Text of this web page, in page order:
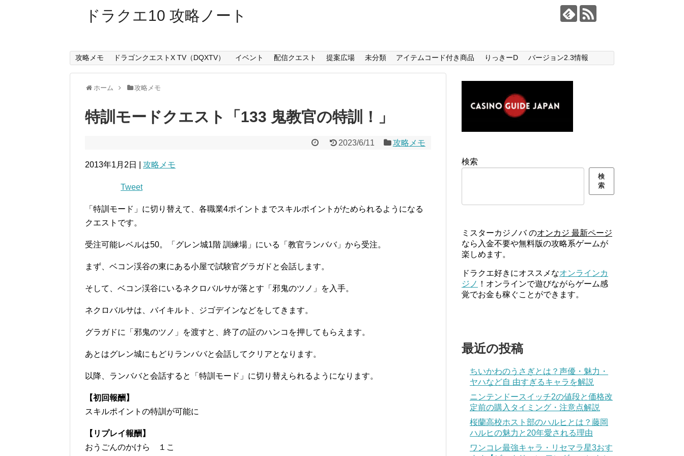
ドラクエ10 攻略ノート
攻略メモ ドラゴンクエストX TV（DQXTV） イベント 配信クエスト 提案広場 未分類 アイテムコード付き商品 りっきーD バージョン2.3情報
ホーム 攻略メモ
特訓モードクエスト「133 鬼教官の特訓！」
2023/6/11 攻略メモ
2013年1月2日 | 攻略メモ
Tweet
「特訓モード」に切り替えて、各職業4ポイントまでスキルポイントがためられるようになる
クエストです。
受注可能レベルは50。「グレン城1階 訓練場」にいる「教官ランババ」から受注。
まず、ベコン渓谷の東にある小屋で試験官グラガドと会話します。
そして、ベコン渓谷にいるネクロバルサが落とす「邪鬼のツノ」を入手。
ネクロバルサは、バイキルト、ジゴデインなどをしてきます。
グラガドに「邪鬼のツノ」を渡すと、終了の証のハンコを押してもらえます。
あとはグレン城にもどりランババと会話してクリアとなります。
以降、ランババと会話すると「特訓モード」に切り替えられるようになります。
【初回報酬】
スキルポイントの特訓が可能に
【リプレイ報酬】
おうごんのかけら １こ
検索
検
索
ミスターカジノバ のオンカジ 最新ページ
なら入金不要や無料版の攻略系ゲームが
楽しめます。
ドラクエ好きにオススメなオンラインカ
ジノ ！オンラインで遊びながらゲーム感
覚でお金も稼ぐことができます。
最近の投稿
ちいかわのうさぎとは？声優・魅力・
ヤハなど自 由すぎるキャラを解説
ニンテンドースイッチ2の値段と価格改
定前の購入タイミング・注意点解説
桜蘭高校ホスト部のハルヒとは？藤岡
ハルヒの魅力と20年愛される理由
ワンコレ最強キャラ・リセマラ星3おす